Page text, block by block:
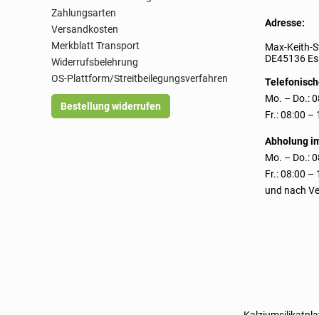
Zahlungsarten
Versandkosten
Merkblatt Transport
Widerrufsbelehrung
OS-Plattform/Streitbeilegungsverfahren
Bestellung widerrufen
Adresse:
Max-Keith-
DE45136
Mo. – Do.:
Fr.: 08:00 –
Abholung
Mo. – Do.:
Fr.: 08:00 –
und nach